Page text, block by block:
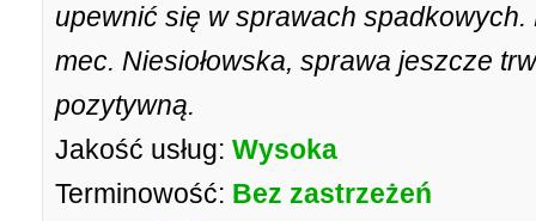
upewnić się w sprawach
mec. Niesiołowska, sprawa jeszcze
pozytywną.
Jakość usług: Wysoka
Terminowość: Bez zastrzeżeń